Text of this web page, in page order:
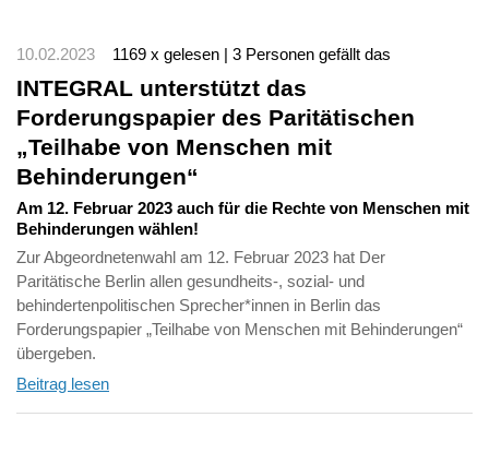
10.02.2023 1169 x gelesen | 3 Personen gefällt das
INTEGRAL unterstützt das
Forderungspapier des Paritätischen
„Teilhabe von Menschen mit
Behinderungen“
Am 12. Februar 2023 auch für die Rechte von Menschen mit
Behinderungen wählen!
Zur Abgeordnetenwahl am 12. Februar 2023 hat Der
Paritätische Berlin allen gesundheits-, sozial- und
behindertenpolitischen Sprecher*innen in Berlin das
Forderungspapier „Teilhabe von Menschen mit Behinderungen“
übergeben.
Beitrag lesen